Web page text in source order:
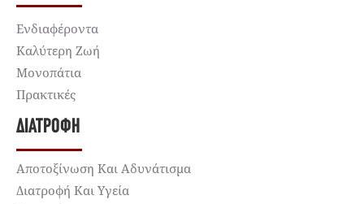
Ενδιαφέροντα
Καλύτερη Ζωή
Μονοπάτια
Πρακτικές
ΔΙΑΤΡΟΦΉ
Αποτοξίνωση Και Αδυνάτισμα
Διατροφή Και Υγεία